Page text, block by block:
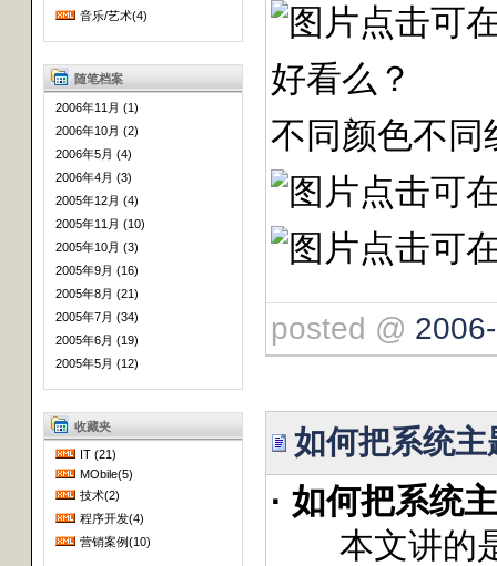
音乐/艺术(4)
随笔档案
2006年11月 (1)
2006年10月 (2)
2006年5月 (4)
2006年4月 (3)
2005年12月 (4)
2005年11月 (10)
2005年10月 (3)
2005年9月 (16)
2005年8月 (21)
2005年7月 (34)
2005年6月 (19)
2005年5月 (12)
收藏夹
IT (21)
MObile(5)
技术(2)
程序开发(4)
营销案例(10)
好看么？
不同颜色不同
posted @
如何把系统
· 如何把系统
本文讲的